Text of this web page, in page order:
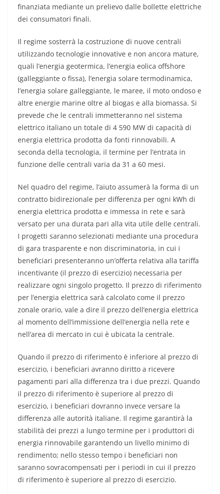
finanziata mediante un prelievo dalle bollette elettriche
dei consumatori finali.
Il regime sosterrà la costruzione di nuove centrali
utilizzando tecnologie innovative e non ancora mature,
quali l’energia geotermica, l’energia eolica offshore
(galleggiante o fissa), l’energia solare termodinamica,
l’energia solare galleggiante, le maree, il moto ondoso e
altre energie marine oltre al biogas e alla biomassa. Si
prevede che le centrali immetteranno nel sistema
elettrico italiano un totale di 4 590 MW di capacità di
energia elettrica prodotta da fonti rinnovabili. A
seconda della tecnologia, il termine per l’entrata in
funzione delle centrali varia da 31 a 60 mesi.
Nel quadro del regime, l’aiuto assumerà la forma di un
contratto bidirezionale per differenza per ogni kWh di
energia elettrica prodotta e immessa in rete e sarà
versato per una durata pari alla vita utile delle centrali.
I progetti saranno selezionati mediante una procedura
di gara trasparente e non discriminatoria, in cui i
beneficiari presenteranno un’offerta relativa alla tariffa
incentivante (il prezzo di esercizio) necessaria per
realizzare ogni singolo progetto. Il prezzo di riferimento
per l’energia elettrica sarà calcolato come il prezzo
zonale orario, vale a dire il prezzo dell’energia elettrica
al momento dell’immissione dell’energia nella rete e
nell’area di mercato in cui è ubicata la centrale.
Quando il prezzo di riferimento è inferiore al prezzo di
esercizio, i beneficiari avranno diritto a ricevere
pagamenti pari alla differenza tra i due prezzi. Quando
il prezzo di riferimento è superiore al prezzo di
esercizio, i beneficiari dovranno invece versare la
differenza alle autorità italiane. Il regime garantirà la
stabilità dei prezzi a lungo termine per i produttori di
energia rinnovabile garantendo un livello minimo di
rendimento; nello stesso tempo i beneficiari non
saranno sovracompensati per i periodi in cui il prezzo
di riferimento è superiore al prezzo di esercizio.